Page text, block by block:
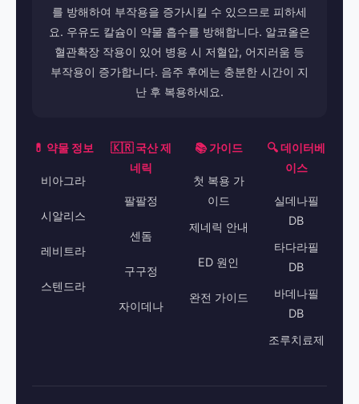
를 방해하여 부작용을 증가시킬 수 있으므로 피하세
요. 우유도 칼슘이 약물 흡수를 방해합니다. 알코올은
혈관확장 작용이 있어 병용 시 저혈압, 어지러움 등
부작용이 증가합니다. 음주 후에는 충분한 시간이 지
난 후 복용하세요.
💊 약물 정보
비아그라
시알리스
레비트라
스텐드라
🇰🇷 국산 제
네릭
팔팔정
센돔
구구정
자이데나
📚 가이드
첫 복용 가
이드
제네릭 안내
ED 원인
완전 가이드
🔍 데이터베
이스
실데나필
DB
타다라필
DB
바데나필
DB
조루치료제